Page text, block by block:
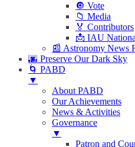
🔘 Vote
📁 Media
🏅 Contributors
📩 IAU
📰 Astronomy News
🌆 Preserve Our Dark Sky
🌀 PABD
▼
About PABD
Our Achievements
News & Activities
Governance
▼
Patron and